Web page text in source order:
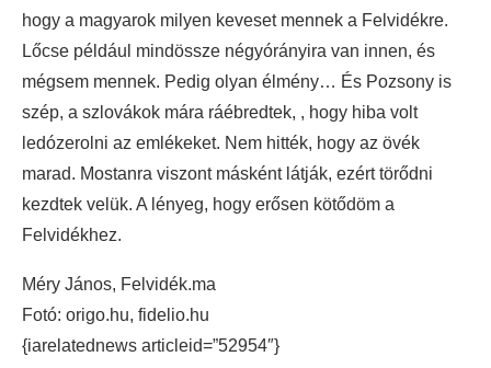
hogy a magyarok milyen keveset mennek a Felvidékre.
Lőcse például mindössze négyórányira van innen, és
mégsem mennek. Pedig olyan élmény… És Pozsony is
szép, a szlovákok mára ráébredtek, , hogy hiba volt
ledózerolni az emlékeket. Nem hitték, hogy az övék
marad. Mostanra viszont másként látják, ezért törődni
kezdtek velük. A lényeg, hogy erősen kötődöm a
Felvidékhez.
Méry János, Felvidék.ma
Fotó: origo.hu, fidelio.hu
{iarelatednews articleid=”52954″}